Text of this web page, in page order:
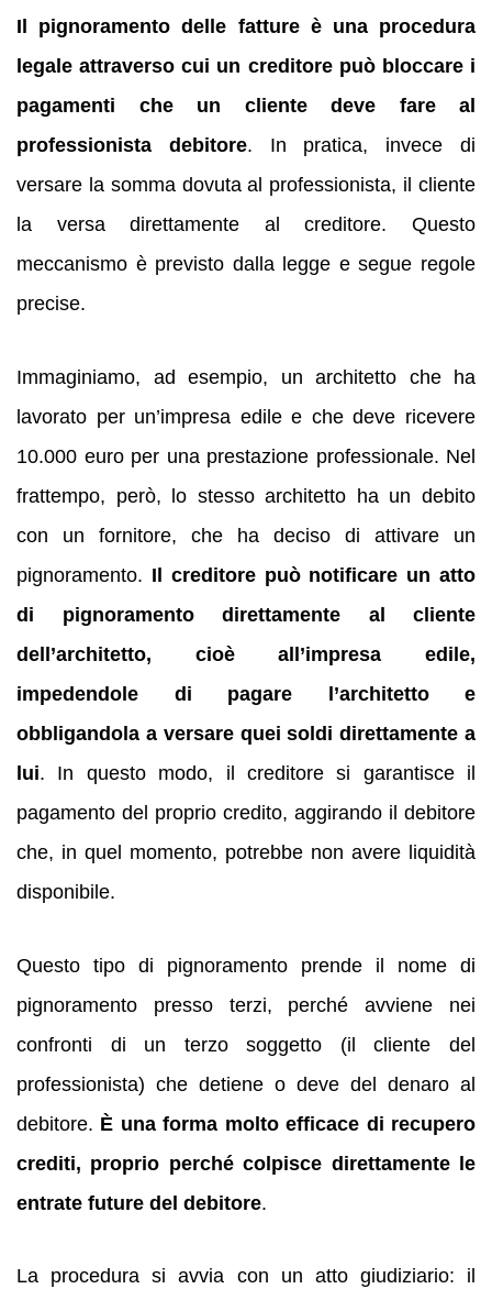
Il pignoramento delle fatture è una procedura
legale attraverso cui un creditore può bloccare i
pagamenti che un cliente deve fare al
professionista debitore. In pratica, invece di
versare la somma dovuta al professionista, il cliente
la versa direttamente al creditore. Questo
meccanismo è previsto dalla legge e segue regole
precise.
Immaginiamo, ad esempio, un architetto che ha
lavorato per un’impresa edile e che deve ricevere
10.000 euro per una prestazione professionale. Nel
frattempo, però, lo stesso architetto ha un debito
con un fornitore, che ha deciso di attivare un
pignoramento. Il creditore può notificare un atto
di pignoramento direttamente al cliente
dell’architetto, cioè all’impresa edile,
impedendole di pagare l’architetto e
obbligandola a versare quei soldi direttamente a
lui. In questo modo, il creditore si garantisce il
pagamento del proprio credito, aggirando il debitore
che, in quel momento, potrebbe non avere liquidità
disponibile.
Questo tipo di pignoramento prende il nome di
pignoramento presso terzi, perché avviene nei
confronti di un terzo soggetto (il cliente del
professionista) che detiene o deve del denaro al
debitore. È una forma molto efficace di recupero
crediti, proprio perché colpisce direttamente le
entrate future del debitore.
La procedura si avvia con un atto giudiziario: il